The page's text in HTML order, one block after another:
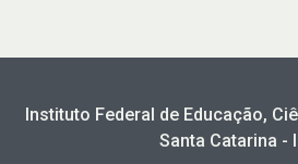
Instituto Federal de Educação,
Santa Catarina -